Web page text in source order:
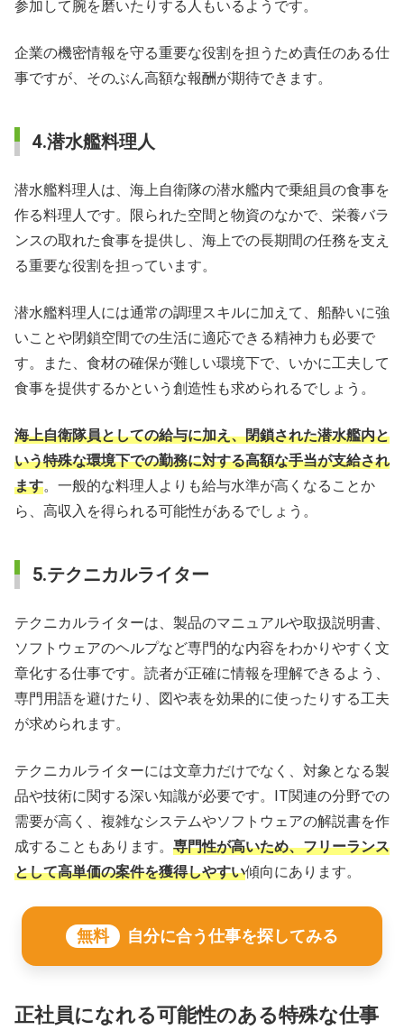
参加して腕を磨いたりする人もいるようです。
企業の機密情報を守る重要な役割を担うため責任のある仕
事ですが、そのぶん高額な報酬が期待できます。
4.潜水艦料理人
潜水艦料理人は、海上自衛隊の潜水艦内で乗組員の食事を
作る料理人です。限られた空間と物資のなかで、栄養バラ
ンスの取れた食事を提供し、海上での長期間の任務を支え
る重要な役割を担っています。
潜水艦料理人には通常の調理スキルに加えて、船酔いに強
いことや閉鎖空間での生活に適応できる精神力も必要で
す。また、食材の確保が難しい環境下で、いかに工夫して
食事を提供するかという創造性も求められるでしょう。
海上自衛隊員としての給与に加え、閉鎖された潜水艦内と
いう特殊な環境下での勤務に対する高額な手当が支給され
ます。一般的な料理人よりも給与水準が高くなることか
ら、高収入を得られる可能性があるでしょう。
5.テクニカルライター
テクニカルライターは、製品のマニュアルや取扱説明書、
ソフトウェアのヘルプなど専門的な内容をわかりやすく文
章化する仕事です。読者が正確に情報を理解できるよう、
専門用語を避けたり、図や表を効果的に使ったりする工夫
が求められます。
テクニカルライターには文章力だけでなく、対象となる製
品や技術に関する深い知識が必要です。IT関連の分野での
需要が高く、複雑なシステムやソフトウェアの解説書を作
成することもあります。 専門性が高いため、フリーランス
として高単価の案件を獲得しやすい傾向にあります。
無料 自分に合う仕事を探してみる
正社員になれる可能性のある特殊な仕事